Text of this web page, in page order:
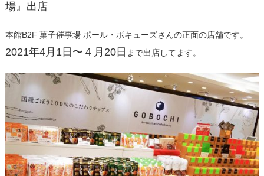
場』出店
本館B2F 菓子催事場 ポール・ボキューズさんの正面の店舗です。
2021年4月1日〜４月20日 まで出店してます。